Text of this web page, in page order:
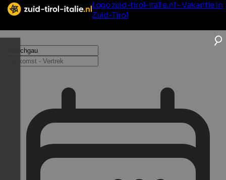
Logo zuid-tirol-italie.nl - Vakantie in
Zuid-Tirol